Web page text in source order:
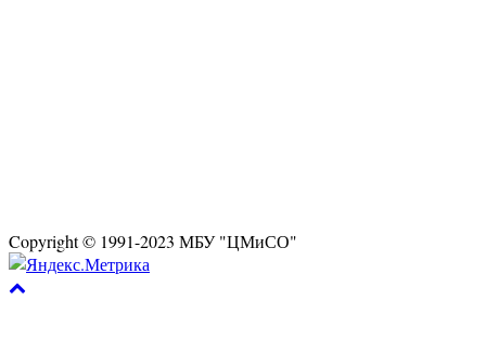
Copyright © 1991-2023 МБУ "ЦМиСО"